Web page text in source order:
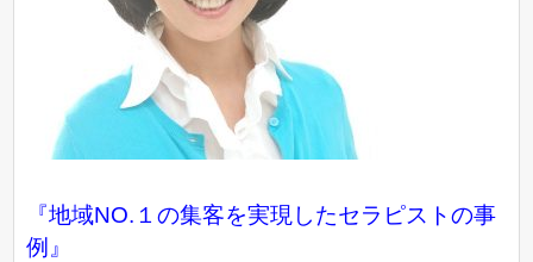
『地域NO.１の集客を実現したセラピストの事
例』